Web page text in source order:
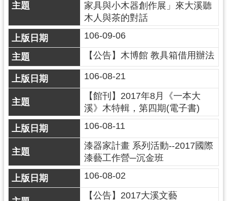
權
策
網
站
安
全
策
政
府
站
資
料
開
放
家具與小木器創作展」來大溪聽
木人與茶的對話
106-09-06
【公告】木博館 教具箱借用辦法
106-08-21
【館刊】2017年8月《一本大
溪》木特輯，第四期(電子書)
106-08-11
漆器家計畫 系列活動--2017國際
漆藝工作營─沉金班
106-08-02
【公告】2017大溪文藝